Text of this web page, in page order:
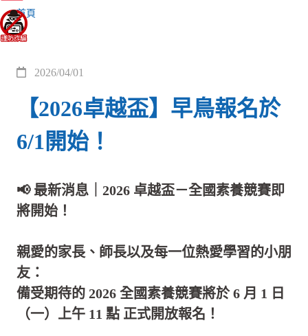
首頁
2026/04/01
【2026卓越盃】早鳥報名於
6/1開始！
📢 最新消息｜2026 卓越盃－全國素養競賽即
將開始！
親愛的家長、師長以及每一位熱愛學習的小朋
友：
備受期待的 2026 全國素養競賽將於 6 月 1 日
（一）上午 11 點 正式開放報名！